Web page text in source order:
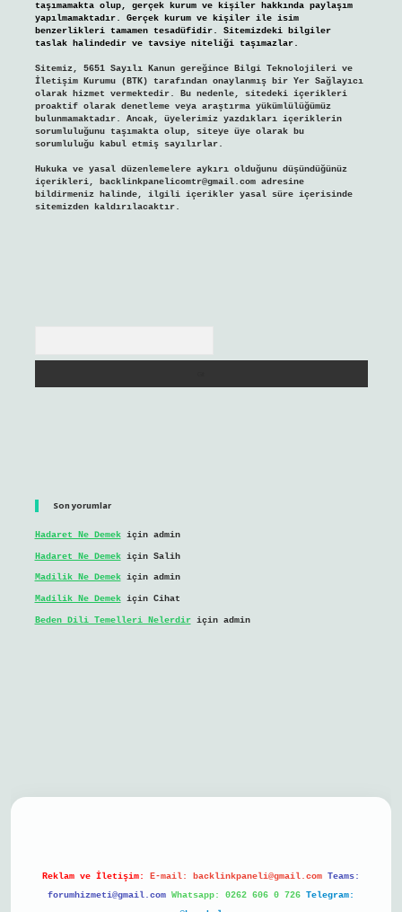
taşımamakta olup, gerçek kurum ve kişiler hakkında paylaşım
yapılmamaktadır. Gerçek kurum ve kişiler ile isim
benzerlikleri tamamen tesadüfidir. Sitemizdeki bilgiler
taslak halindedir ve tavsiye niteliği taşımazlar.
Sitemiz, 5651 Sayılı Kanun gereğince Bilgi Teknolojileri ve
İletişim Kurumu (BTK) tarafından onaylanmış bir Yer Sağlayıcı
olarak hizmet vermektedir. Bu nedenle, sitedeki içerikleri
proaktif olarak denetleme veya araştırma yükümlülüğümüz
bulunmamaktadır. Ancak, üyelerimiz yazdıkları içeriklerin
sorumluluğunu taşımakta olup, siteye üye olarak bu
sorumluluğu kabul etmiş sayılırlar.
Hukuka ve yasal düzenlemelere aykırı olduğunu düşündüğünüz
içerikleri, backlinkpanelicomtr@gmail.comadresine
bildirmeniz halinde, ilgili içerikler yasal süre içerisinde
sitemizden kaldırılacaktır.
Son yorumlar
Hadaret Ne Demekiçin admin
Hadaret Ne Demekiçin Salih
Madilik Ne Demekiçin admin
Madilik Ne Demekiçin Cihat
Beden Dili Temelleri Nelerdiriçin admin
Reklam ve İletişim: E-mail: backlinkpaneli@gmail.com Teams:
forumhizmeti@gmail.com Whatsapp: 0262 606 0 726 Telegram: